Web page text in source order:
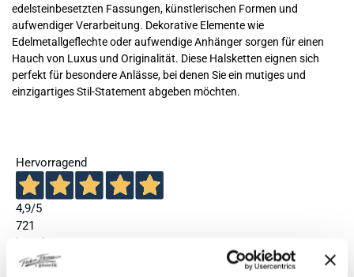
edelsteinbesetzten Fassungen, künstlerischen Formen und
aufwendiger Verarbeitung. Dekorative Elemente wie
Edelmetallgeflechte oder aufwendige Anhänger sorgen für einen
Hauch von Luxus und Originalität. Diese Halsketten eignen sich
perfekt für besondere Anlässe, bei denen Sie ein mutiges und
einzigartiges Stil-Statement abgeben möchten.
Hervorragend
4,9/5
721